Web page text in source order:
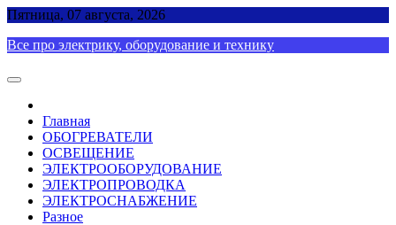
Skip
content
Пятница, 07 августа, 2026
Все про электрику, оборудование и технику
Главная
ОБОГРЕВАТЕЛИ
ОСВЕЩЕНИЕ
ЭЛЕКТРООБОРУДОВАНИЕ
ЭЛЕКТРОПРОВОДКА
ЭЛЕКТРОСНАБЖЕНИЕ
Разное